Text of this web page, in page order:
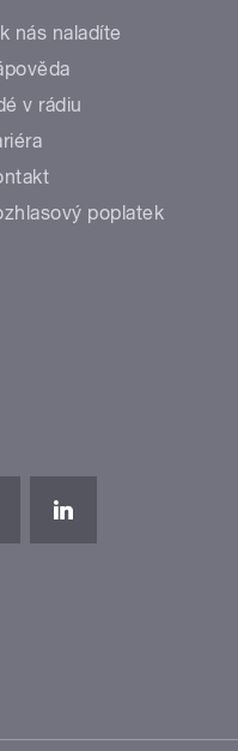
nás naladíte
v rádiu
poplatek